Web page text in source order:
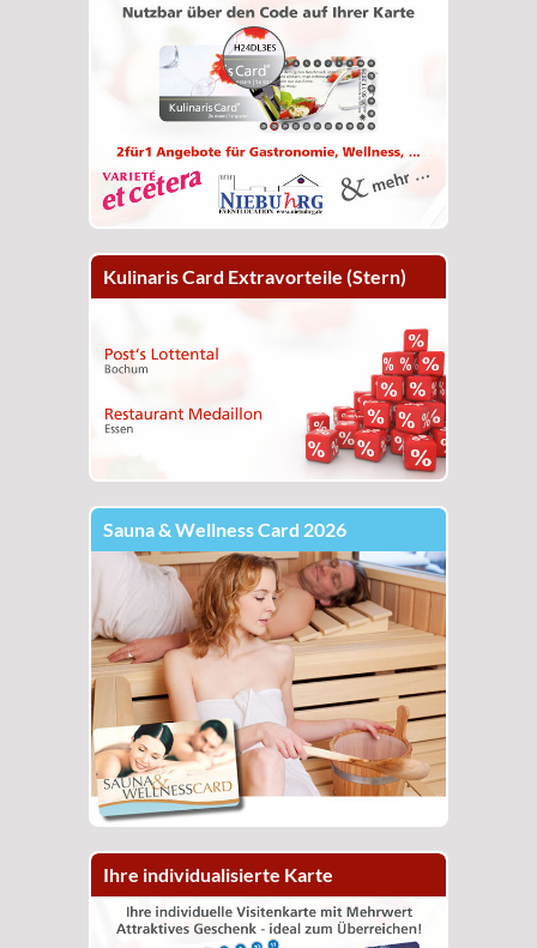
Kulinaris Card Extravorteile (Stern)
Sauna & Wellness Card 2026
Ihre individualisierte Karte